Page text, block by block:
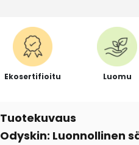
Ekosertifioitu Luomu
Tuotekuvaus
Odyskin: Luonnollinen